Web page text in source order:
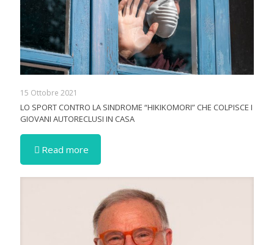
15 Ottobre 2021
LO SPORT CONTRO LA SINDROME “HIKIKOMORI” CHE COLPISCE I
GIOVANI AUTORECLUSI IN CASA
Read more